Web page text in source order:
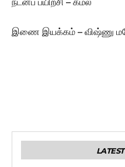
இணை இயக்கம் – விஷ்ணு